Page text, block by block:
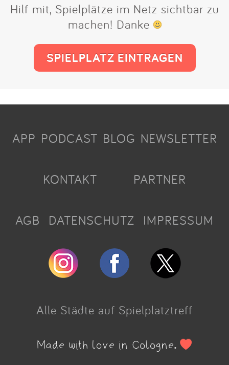
Hilf mit, Spielplätze im Netz sichtbar zu
machen! Danke
SPIELPLATZ EINTRAGEN
APP PODCAST BLOG NEWSLETTER
KONTAKT PARTNER
AGB DATENSCHUTZ IMPRESSUM
Alle Städte auf Spielplatztreff
Made with love in Cologne.